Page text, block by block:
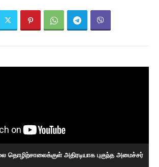
தொழிற்சாலைக்குள் அதிரடியாக புகுந்த அமைச்சர்